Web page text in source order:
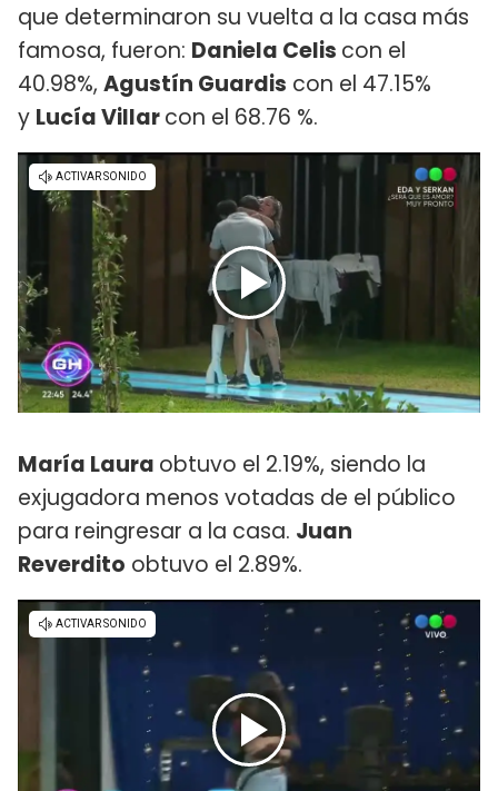
que determinaron su vuelta a la casa más
famosa, fueron: Daniela Celis con el
40.98%, Agustín Guardis con el 47.15%
y Lucía Villarcon el 68.76 %.
María Laura obtuvo el 2.19%, siendo la
exjugadora menos votadas de el público
para reingresar a la casa. Juan
Reverdito obtuvo el 2.89%.